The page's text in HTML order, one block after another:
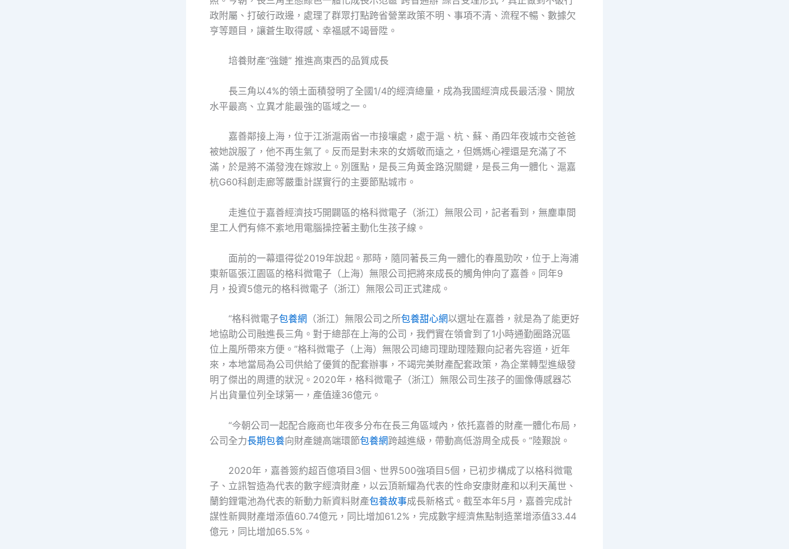
政附屬、打破行政邊，處理了群眾打點跨省營業政策不明、事項不清、流程不暢、數據欠
亨等題目，讓蒼生取得感、幸福感不竭晉陞。
培養財產“強鏈” 推進高東西的品質成長
長三角以4%的領土面積發明了全國1/4的經濟總量，成為我國經濟成長最活潑、開放
水平最高、立異才能最強的區域之一。
嘉善鄰接上海，位于江浙滬兩省一市接壤處，處于滬、杭、蘇、甬四年夜城市交爸爸
被她說服了，他不再生氣了。反而是對未來的女婿敬而遠之，但媽媽心裡還是充滿了不
滿，於是將不滿發洩在嫁妝上。別匯點，是長三角黃金路況關鍵，是長三角一體化、滬嘉
杭G60科創走廊等嚴重計謀實行的主要節點城市。
走進位于嘉善經濟技巧開闢區的格科微電子（浙江）無限公司，記者看到，無塵車間
里工人們有條不紊地用電腦操控著主動化生孩子線。
面前的一幕還得從2019年說起。那時，隨同著長三角一體化的春風勁吹，位于上海浦
東新區張江園區的格科微電子（上海）無限公司把將來成長的觸角伸向了嘉善。同年9
月，投資5億元的格科微電子（浙江）無限公司正式建成。
“格科微電子包養網 （浙江）無限公司之所包養甜心網以選址在嘉善，就是為了能更好
地協助公司融進長三角。對于總部在上海的公司，我們實在領會到了1小時通勤圈路況區
位上風所帶來方便。”格科微電子（上海）無限公司總司理助理陸艱向記者先容道，近年
來，本地當局為公司供給了優質的配套辦事，不竭完美財產配套政策，為企業轉型進級發
明了傑出的周遭的狀況。2020年，格科微電子（浙江）無限公司生孩子的圖像傳感器芯
片出貨量位列全球第一，產值達36億元。
“今朝公司一起配合廠商也年夜多分布在長三角區域內，依托嘉善的財產一體化布局，
公司全力長期包養向財產鏈高端環節包養網跨越進級，帶動高低游周全成長。”陸艱說。
2020年，嘉善簽約超百億項目3個、世界500強項目5個，已初步構成了以格科微電
子、立訊智造為代表的數字經濟財產，以云頂新耀為代表的性命安康財產和以利天萬世、
蘭鈞鋰電池為代表的新動力新資料財產包養故事成長新格式。截至本年5月，嘉善完成計
謀性新興財產增添值60.74億元，同比增加61.2%，完成數字經濟焦點制造業增添值33.44
億元，同比增加65.5%。